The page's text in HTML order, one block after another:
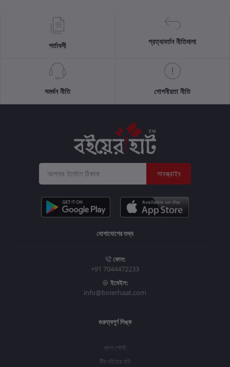
শর্তাবলী প্রত্যাবর্তন নীতিমালা
সমর্থন নীতি গোপনীয়তা নীতি
সাবস্ক্রাইব
যোগাযোগের তথ্য
ফোন:
+91 7044472233
ইমেইল:
info@boierhaat.com
গুরুত্বপূর্ণ লিঙ্ক
ব্লগ পোস্ট
টিম বইয়ের হাট